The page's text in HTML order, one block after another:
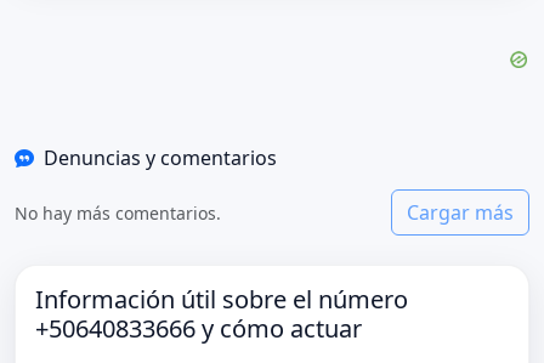
Denuncias y comentarios
No hay más comentarios. Cargar más
Información útil sobre el número
+50640833666 y cómo actuar